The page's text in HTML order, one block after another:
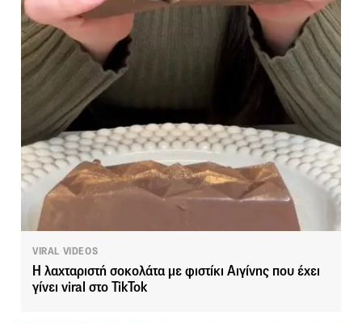
VIRAL VIDEOS
H λαχταριστή σοκολάτα με φιστίκι Αιγίνης που έχει
γίνει viral στο TikTok